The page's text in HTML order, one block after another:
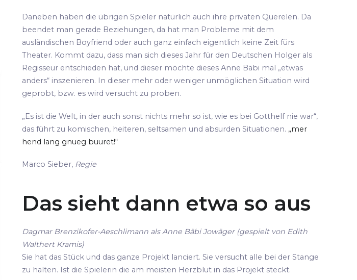
Daneben haben die übrigen Spieler natürlich auch ihre privaten Querelen. Da
beendet man gerade Beziehungen, da hat man Probleme mit dem
ausländischen Boyfriend oder auch ganz einfach eigentlich keine Zeit fürs
Theater. Kommt dazu, dass man sich dieses Jahr für den Deutschen Holger als
Regisseur entschieden hat, und dieser möchte dieses Anne Bäbi mal „etwas
anders“ inszenieren. In dieser mehr oder weniger unmöglichen Situation wird
geprobt, bzw. es wird versucht zu proben.
„Es ist die Welt, in der auch sonst nichts mehr so ist, wie es bei Gotthelf nie war“,
das führt zu komischen, heiteren, seltsamen und absurden Situationen. „mer
hend lang gnueg buuret!“
Marco Sieber, Regie
Das sieht dann etwa so aus
Dagmar Brenzikofer-Aeschlimann als Anne Bäbi Jowäger (gespielt von Edith
Walthert Kramis)
Sie hat das Stück und das ganze Projekt lanciert. Sie versucht alle bei der Stange
zu halten. Ist die Spielerin die am meisten Herzblut in das Projekt steckt.